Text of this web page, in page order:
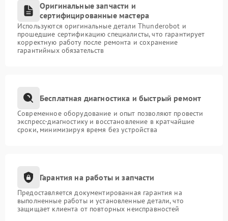
Оригинальные запчасти и
сертифицированные мастера
Используются оригинальные детали Thunderobot и
прошедшие сертификацию специалисты, что гарантирует
корректную работу после ремонта и сохранение
гарантийных обязательств
Бесплатная диагностика и быстрый ремонт
Современное оборудование и опыт позволяют провести
экспресс-диагностику и восстановление в кратчайшие
сроки, минимизируя время без устройства
Гарантия на работы и запчасти
Предоставляется документированная гарантия на
выполненные работы и установленные детали, что
защищает клиента от повторных неисправностей